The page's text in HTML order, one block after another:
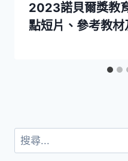
2023諾貝爾獎教
點短片、參考教材